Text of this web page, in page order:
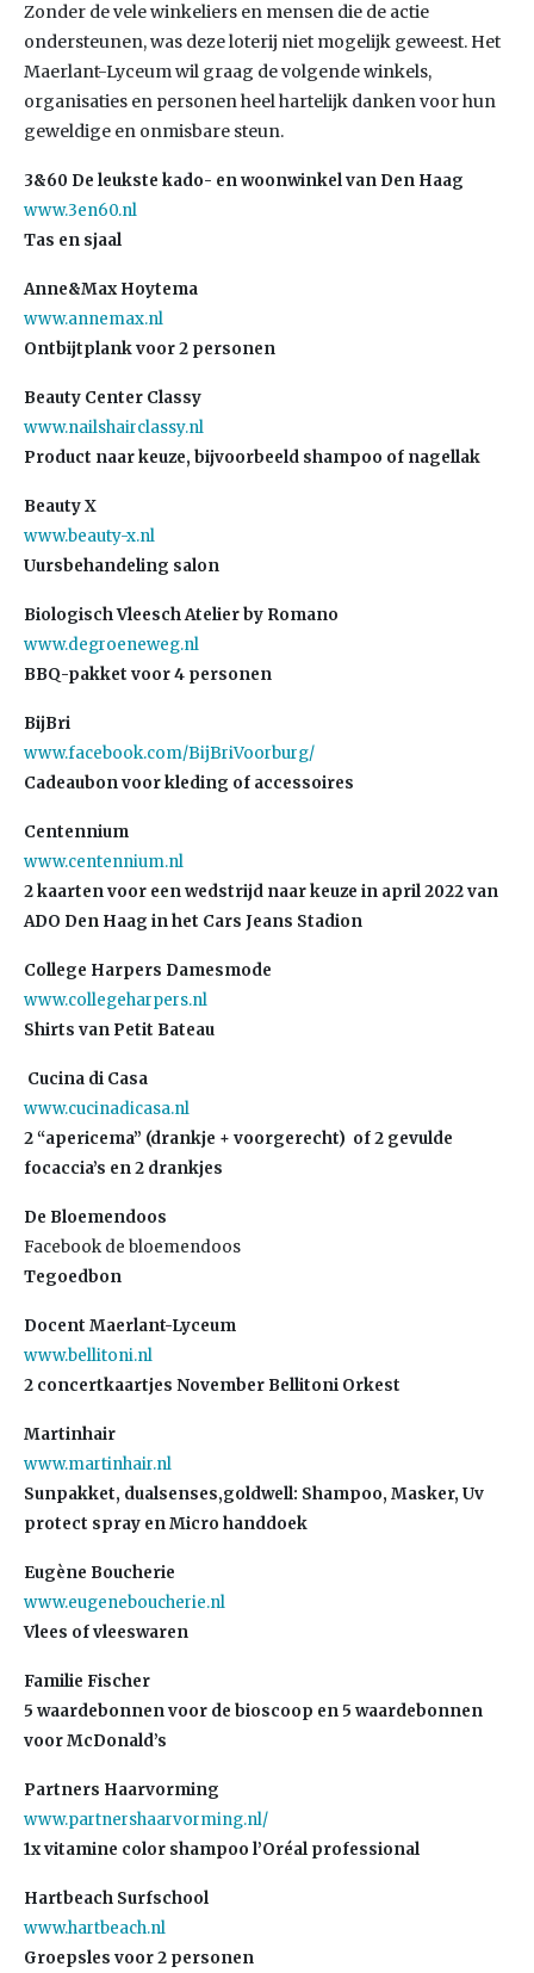
Zonder de vele winkeliers en mensen die de actie
ondersteunen, was deze loterij niet mogelijk geweest. Het
Maerlant-Lyceum wil graag de volgende winkels,
organisaties en personen heel hartelijk danken voor hun
geweldige en onmisbare steun.
3&60 De leukste kado- en woonwinkel van Den Haag
www.3en60.nl
Tas en sjaal
Anne&Max Hoytema
www.annemax.nl
Ontbijtplank voor 2 personen
Beauty Center Classy
www.nailshairclassy.nl
Product naar keuze, bijvoorbeeld shampoo of nagellak
Beauty X
www.beauty-x.nl
Uursbehandeling salon
Biologisch Vleesch Atelier by Romano
www.degroeneweg.nl
BBQ-pakket voor 4 personen
BijBri
www.facebook.com/BijBriVoorburg/
Cadeaubon voor kleding of accessoires
Centennium
www.centennium.nl
2 kaarten voor een wedstrijd naar keuze in april 2022 van
ADO Den Haag in het Cars Jeans Stadion
College Harpers Damesmode
www.collegeharpers.nl
Shirts van Petit Bateau
Cucina di Casa
www.cucinadicasa.nl
2 “apericema” (drankje + voorgerecht) of 2 gevulde
focaccia’s en 2 drankjes
De Bloemendoos
Facebook de bloemendoos
Tegoedbon
Docent Maerlant-Lyceum
www.bellitoni.nl
2 concertkaartjes November Bellitoni Orkest
Martinhair
www.martinhair.nl
Sunpakket, dualsenses,goldwell: Shampoo, Masker, Uv
protect spray en Micro handdoek
Eugène Boucherie
www.eugeneboucherie.nl
Vlees of vleeswaren
Familie Fischer
5 waardebonnen voor de bioscoop en 5 waardebonnen
voor McDonald’s
Partners Haarvorming
www.partnershaarvorming.nl/
1x vitamine color shampoo l’Oréal professional
Hartbeach Surfschool
www.hartbeach.nl
Groepsles voor 2 personen